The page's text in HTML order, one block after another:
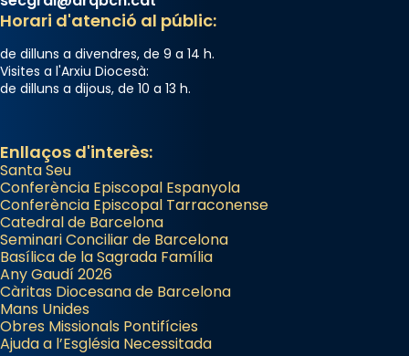
Horari d'atenció al públic:
de dilluns a divendres, de 9 a 14 h.
Visites a l'Arxiu Diocesà:
de dilluns a dijous, de 10 a 13 h.
Enllaços d'interès:
Santa Seu
Conferència Episcopal Espanyola
Conferència Episcopal Tarraconense
Catedral de Barcelona
Seminari Conciliar de Barcelona
Basílica de la Sagrada Família
Any Gaudí 2026
Càritas Diocesana de Barcelona
Mans Unides
Obres Missionals Pontifícies
Ajuda a l’Església Necessitada